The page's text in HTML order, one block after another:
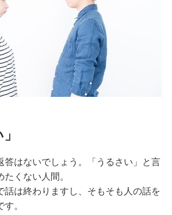
答はないでしょう。「うるさい」と言
くない人間。
話は終わりますし、そもそも人の話を
。